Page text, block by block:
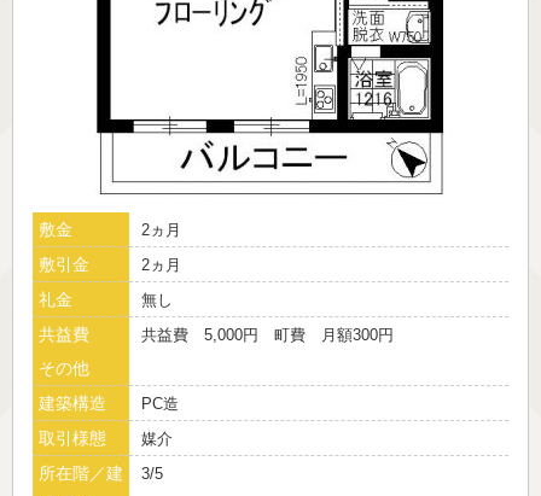
敷金 2ヵ月
敷引金 2ヵ月
礼金 無し
共益費
その他
共益費 5,000円 町費 月額300円
建築構造 PC造
取引様態 媒介
所在階／建
3/5